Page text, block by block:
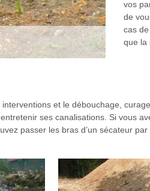
vos
de
cas
que la
et le débouchage,
ses canalisations. Si vous
passer les bras d’un sécateur